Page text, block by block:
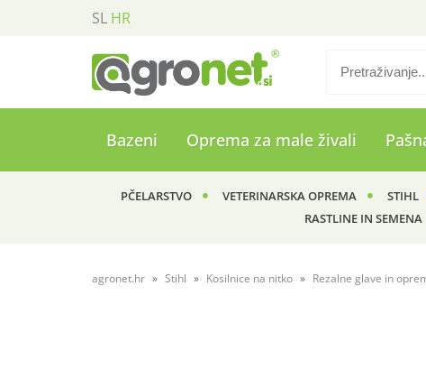
SL HR
Bazeni Oprema za male živali
PČELARSTVO VETERINARSKA OPREMA STIHL
RASTLINE IN SEMENA
agronet.hr Stihl Kosilnice na nitko Rezalne glave in